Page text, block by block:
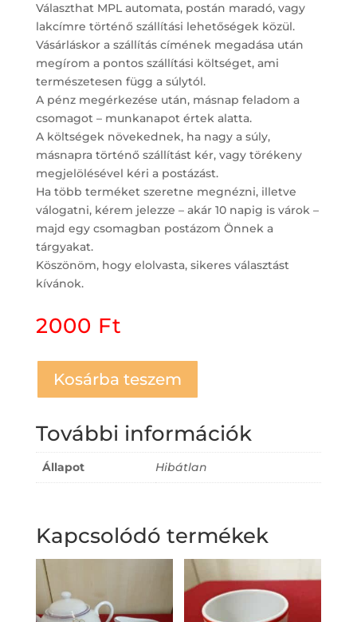
Választhat MPL automata, postán maradó, vagy
lakcímre történő szállítási lehetőségek közül.
Vásárláskor a szállítás címének megadása után
megírom a pontos szállítási költséget, ami
természetesen függ a súlytól.
A pénz megérkezése után, másnap feladom a
csomagot – munkanapot értek alatta.
A költségek növekednek, ha nagy a súly,
másnapra történő szállítást kér, vagy törékeny
megjelölésével kéri a postázást.
Ha több terméket szeretne megnézni, illetve
válogatni, kérem jelezze – akár 10 napig is várok –
majd egy csomagban postázom Önnek a
tárgyakat.
Köszönöm, hogy elolvasta, sikeres választást
kívánok.
2000 Ft
Kosárba teszem
További információk
Állapot Hibátlan
Kapcsolódó termékek